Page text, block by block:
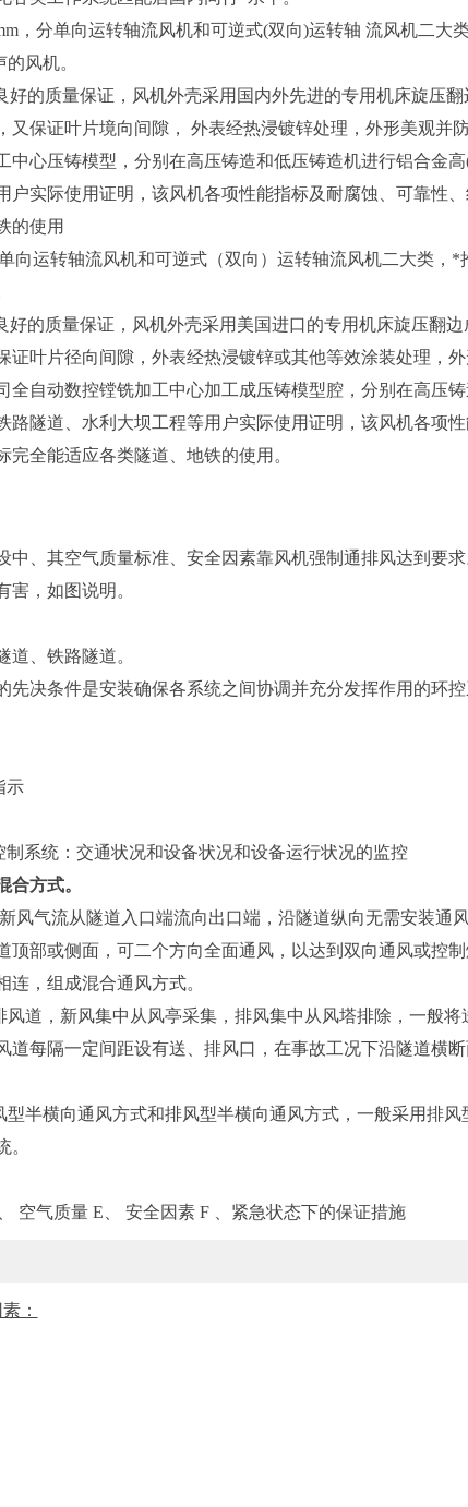
，分单向运转轴流风机和可逆式(双向)运转轴 流风机二大
风机。
好的质量保证，风机外壳采用国内外先进的专用机床旋压翻
保证叶片境向间隙， 外表经热浸镀锌处理，外形美观并
心压铸模型，分别在高压铸造和低压铸造机进行铝合金高(
实际使用证明，该风机各项性能指标及耐腐蚀、可靠性
的使用
向运转轴流风机和可逆式（双向）运转轴流风机二大类，*
好的质量保证，风机外壳采用美国进口的专用机床旋压翻
证叶片径向间隙，外表经热浸镀锌或其他等效涂装处理，
全自动数控镗铣加工中心加工成压铸模型腔，分别在高压
隧道、水利大坝工程等用户实际使用证明，该风机各项
全能适应各类隧道、地铁的使用。
中、其空气质量标准、安全因素靠风机强制通排风达到要
，如图说明。
、铁路隧道。
决条件是安装确保各系统之间协调并充分发挥作用的环控
示
系统：交通状况和设备状况和设备运行状况的监控
方式。
风气流从隧道入口端流向出口端，沿隧道纵向无需安装通
部或侧面，可二个方向全面通风，以达到双向通风或控
，组成混合通风方式。
风道，新风集中从风亭采集，排风集中从风塔排除，一般将
每隔一定间距设有送、排风口，在事故工况下沿隧道横断
型半横向通风方式和排风型半横向通风方式，一般采用排风
空气质量 E、 安全因素 F 、紧急状态下的保证措施
：